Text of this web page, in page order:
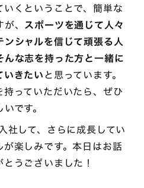
くということで、簡単な
、 スポーツを通じて人々
シャルを信じて頑張る人
な志を持った方と一緒に
いきたいと思っています。
っていただいたら、ぜひ
です。
社して、さらに成長してい
楽しみです。本日はお話
うございました！